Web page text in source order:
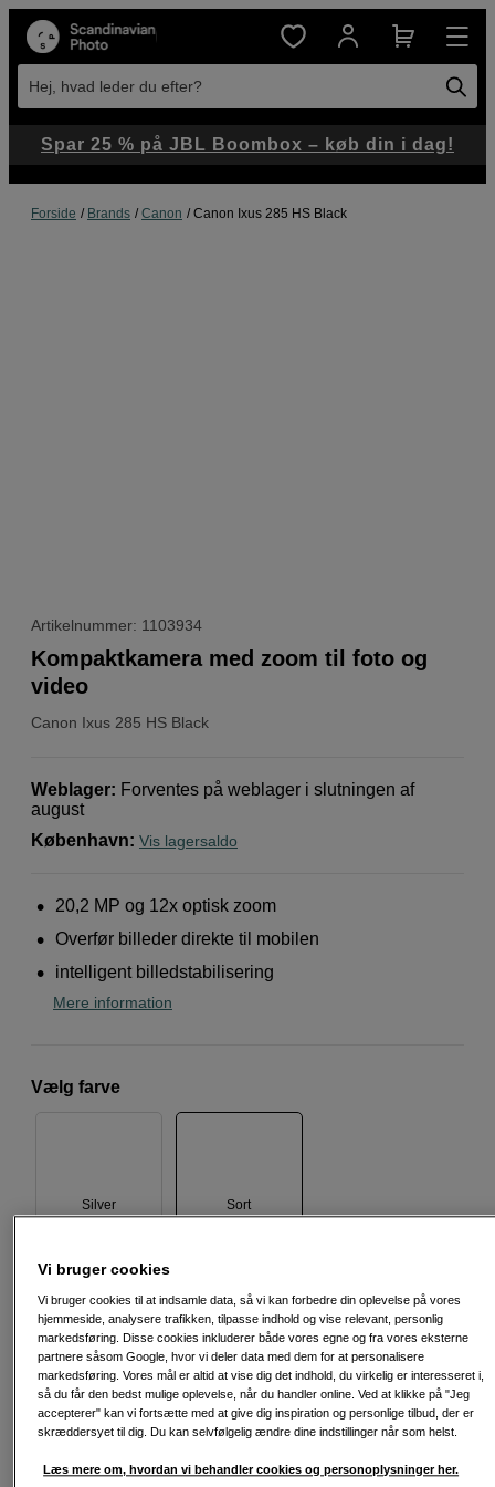
Hej, hvad leder du efter?
Forside Brands Canon Canon Ixus 285 HS Black
Artikelnummer: 1103934
Canon Ixus 285 HS Black
Kompaktkamera med zoom til foto og
video
Weblager: Forventes på weblager i slutningen af ​​
august
København: Vis lagersaldo
20,2 MP og 12x optisk zoom
Overfør billeder direkte til mobilen
intelligent billedstabilisering
Mere information
Vælg farve
Silver Sort
3.039 DKK
Antal
Læg i indkøbskurv
Spar 25 % på JBL Boombox – køb din i dag!
Vi bruger cookies
Vi bruger cookies til at indsamle data, så vi kan forbedre din oplevelse på vores
hjemmeside, analysere trafikken, tilpasse indhold og vise relevant, personlig
markedsføring. Disse cookies inkluderer både vores egne og fra vores eksterne
partnere såsom Google, hvor vi deler data med dem for at personalisere
markedsføring. Vores mål er altid at vise dig det indhold, du virkelig er interesseret i,
så du får den bedst mulige oplevelse, når du handler online. Ved at klikke på "Jeg
accepterer" kan vi fortsætte med at give dig inspiration og personlige tilbud, der er
skræddersyet til dig. Du kan selvfølgelig ændre dine indstillinger når som helst.
Læs mere om, hvordan vi behandler cookies og personoplysninger her.